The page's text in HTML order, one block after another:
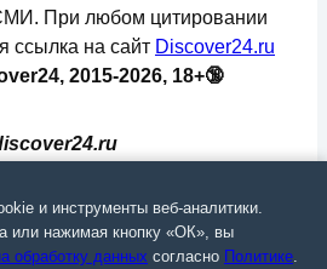
информационных
коммуникаций
номер: ЭЛ №
При любом цитировании
ссылка на сайт Discover24.ru
2015-2026, 18+🔞
и инструменты веб-аналитики.
или нажимая кнопку «ОК», вы
обработку данных согласно Политике.